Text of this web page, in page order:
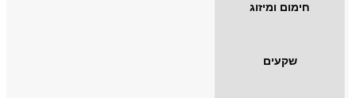
חימום ומיזוג
שקעים